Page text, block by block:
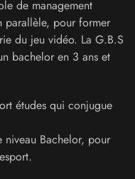
de management
parallèle, pour former
du jeu vidéo. La G.B.S
bachelor en 3 ans et
études qui conjugue
niveau Bachelor, pour